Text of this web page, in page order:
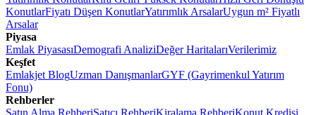
KonutlarFiyatı Düşen KonutlarYatırımlık ArsalarUygun m² Fiyatlı
Arsalar
Piyasa
Emlak PiyasasıDemografi AnaliziDeğer HaritalarıVerilerimiz
Keşfet
Emlakjet BlogUzman DanışmanlarGYF (Gayrimenkul Yatırım
Fonu)
Rehberler
Satın Alma RehberiSatıcı RehberiKiralama RehberiKonut Kredisi